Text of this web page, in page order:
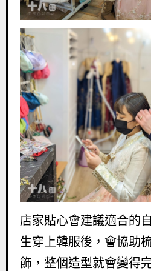
店家貼心會建議適合的
生穿上韓服後，會協助
飾，整個造型就會變得